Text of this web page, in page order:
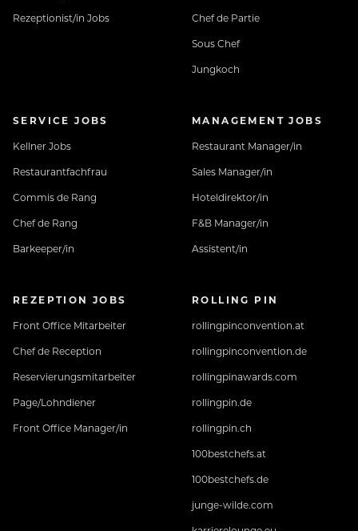
Rezeptionist/in Jobs
Chef de Partie
Sous Chef
Jungkoch
SERVICE JOBS
Kellner Jobs
Restaurantfachfrau
Commis de Rang
Chef de Rang
Barkeeper/in
MANAGEMENT JOBS
Restaurant Manager/in
Sales Manager/in
Hoteldirektor/in
F&B Manager/in
Assistent/in
REZEPTION JOBS
Front Office Mitarbeiter
Chef de Reception
Reservierungsmitarbeiter
Page/Lohndiener
Front Office Manager/in
ROLLING PIN
rollingpinconvention.at
rollingpinconvention.de
rollingpinawards.com
rollingpin.de
rollingpin.ch
100bestchefs.at
100bestchefs.de
junge-wilde.com